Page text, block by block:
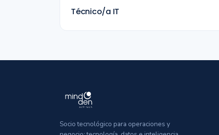
Técnico/a IT
Socio tecnológico para operaciones y